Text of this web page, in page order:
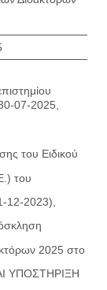
07-2025,
του Ειδικού
του
12-2023),
2025 στο
ΥΠΟΣΤΗΡΙΞΗ